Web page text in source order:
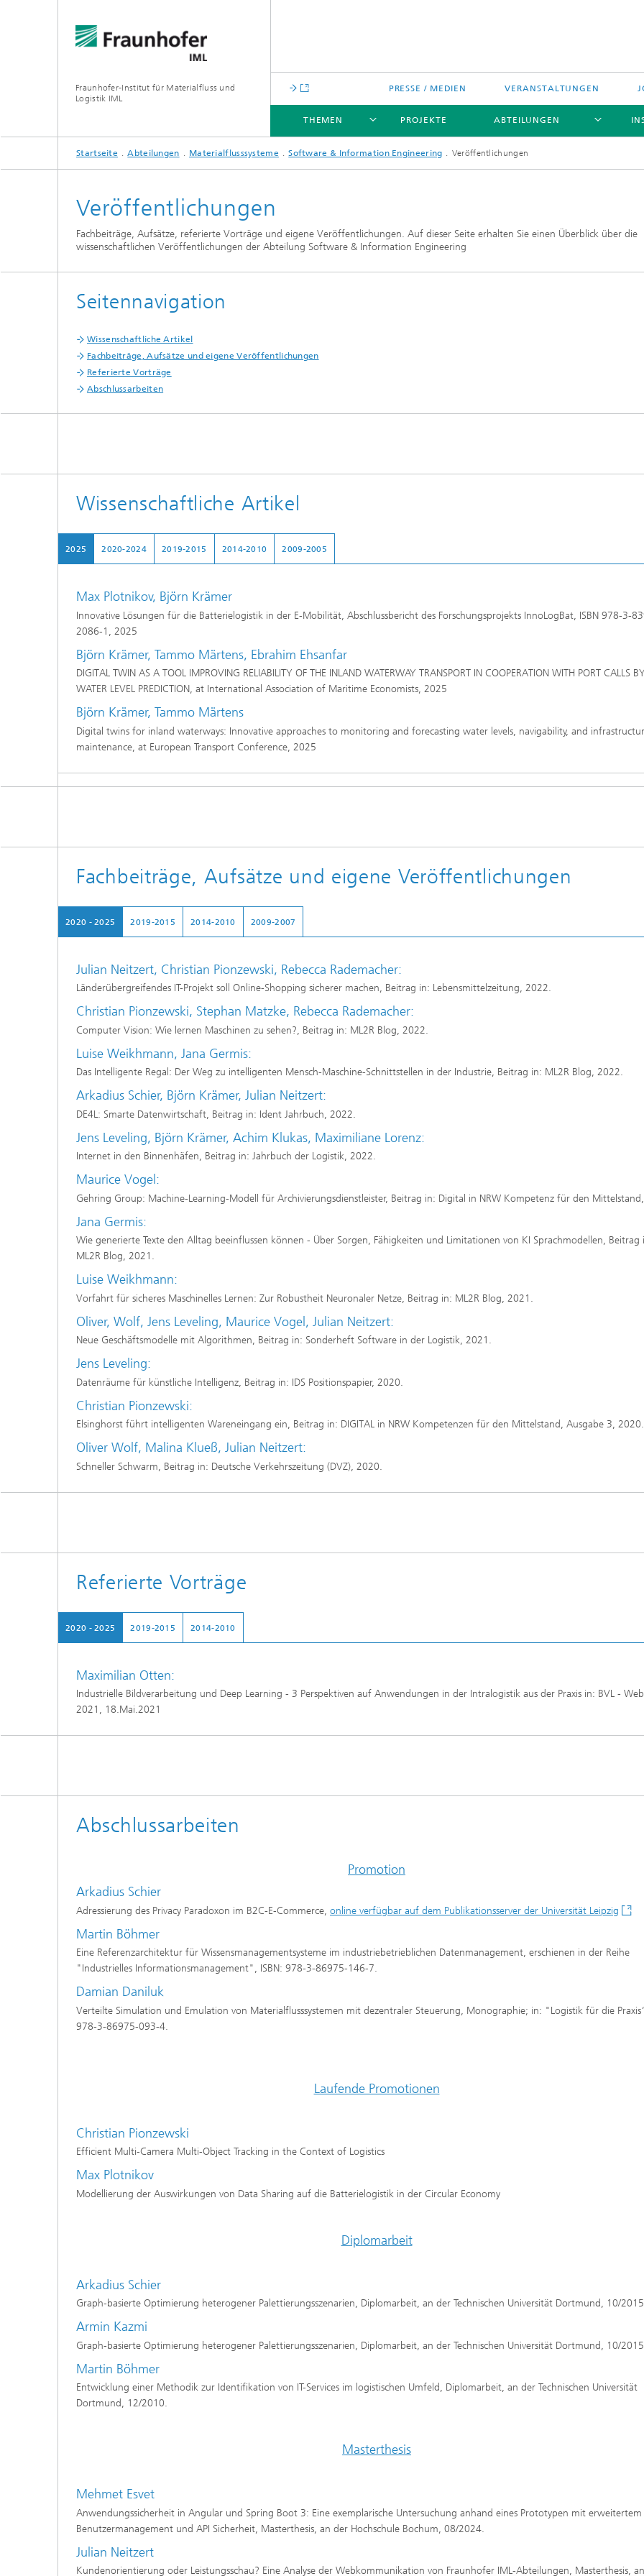
Fraunhofer-Institut für Materialfluss und
Logistik IML
PRESSE / MEDIEN VERANSTALTUNGEN
THEMEN
THEMEN
PROJEKTE ABTEILUNGEN
ABTEILUNGEN
INSTITUT
FÜR UNTERNEHMEN
Startseite Abteilungen Materialflusssysteme Software & Information Engineering Veröffentlichungen
Veröffentlichungen
Fachbeiträge, Aufsätze, referierte Vorträge und eigene Veröffentlichungen. Auf dieser Seite erhalten Sie einen Überblick über die
wissenschaftlichen Veröffentlichungen der Abteilung Software & Information Engineering
Seitennavigation
Wissenschaftliche Artikel
Fachbeiträge, Aufsätze und eigene Veröffentlichungen
Referierte Vorträge
Abschlussarbeiten
Wissenschaftliche Artikel
2025
Max Plotnikov, Björn Krämer
Innovative Lösungen für die Batterielogistik in der E-Mobilität, Abschlussbericht des Forschungsprojekts InnoLogBat, ISBN 978-3-
2086-1, 2025
Björn Krämer, Tammo Märtens, Ebrahim Ehsanfar
DIGITAL TWIN AS A TOOL IMPROVING RELIABILITY OF THE INLAND WATERWAY TRANSPORT IN COOPERATION WITH PORT CALLS
WATER LEVEL PREDICTION, at International Association of Maritime Economists, 2025
Björn Krämer, Tammo Märtens
Digital twins for inland waterways: Innovative approaches to monitoring and forecasting water levels, navigability, and
maintenance, at European Transport Conference, 2025
2020-2024 2019-2015 2014-2010 2009-2005
Fachbeiträge, Aufsätze und eigene Veröffentlichungen
2020 - 2025
Julian Neitzert, Christian Pionzewski, Rebecca Rademacher:
Länderübergreifendes IT-Projekt soll Online-Shopping sicherer machen, Beitrag in: Lebensmittelzeitung, 2022.
Christian Pionzewski, Stephan Matzke, Rebecca Rademacher:
Computer Vision: Wie lernen Maschinen zu sehen?, Beitrag in: ML2R Blog, 2022.
Luise Weikhmann, Jana Germis:
Das Intelligente Regal: Der Weg zu intelligenten Mensch-Maschine-Schnittstellen in der Industrie, Beitrag in: ML2R Blog, 2022.
Arkadius Schier, Björn Krämer, Julian Neitzert:
DE4L: Smarte Datenwirtschaft, Beitrag in: Ident Jahrbuch, 2022.
Jens Leveling, Björn Krämer, Achim Klukas, Maximiliane Lorenz:
Internet in den Binnenhäfen, Beitrag in: Jahrbuch der Logistik, 2022.
Maurice Vogel:
Gehring Group: Machine-Learning-Modell für Archi­vie­rungs­dienst­leister, Beitrag in: Digital in NRW Kompetenz für den
Jana Germis:
Wie generierte Texte den Alltag beeinflussen können - Über Sorgen, Fähigkeiten und Limitationen von KI Sprachmodellen, Beitrag
ML2R Blog, 2021.
Luise Weikhmann:
Vorfahrt für sicheres Maschinelles Lernen: Zur Robustheit Neuronaler Netze, Beitrag in: ML2R Blog, 2021.
Oliver, Wolf, Jens Leveling, Maurice Vogel, Julian Neitzert:
Neue Geschäftsmodelle mit Algorithmen, Beitrag in: Sonderheft Software in der Logistik, 2021.
Jens Leveling:
Datenräume für künstliche Intelligenz, Beitrag in: IDS Positionspapier, 2020.
Christian Pionzewski:
Elsinghorst führt intelligenten Wareneingang ein, Beitrag in: DIGITAL in NRW Kompetenzen für den Mittelstand, Ausgabe 3, 2020.
Oliver Wolf, Malina Klueß, Julian Neitzert:
Schneller Schwarm, Beitrag in: Deutsche Verkehrszeitung (DVZ), 2020.
2019-2015 2014-2010 2009-2007
Referierte Vorträge
2020 - 2025
Maximilian Otten:
Industrielle Bildverarbeitung und Deep Learning - 3 Perspektiven auf Anwendungen in der Intralogistik aus der Praxis in: BVL -
2021, 18.Mai.2021
2019-2015 2014-2010
Abschlussarbeiten
Promotion
Arkadius Schier
Adressierung des Privacy Paradoxon im B2C-E-Commerce, online verfügbar auf dem Publikationsserver der Universität Leipzig
Martin Böhmer
Eine Referenzarchitektur für Wissensmanagementsysteme im industriebetrieblichen Datenmanagement, erschienen in der Reihe
"Industrielles Informationsmanagement", ISBN: 978-3-86975-146-7.
Damian Daniluk
Verteilte Simulation und Emulation von Materialflusssystemen mit dezentraler Steuerung, Monographie; in: "Logistik für die
978-3-86975-093-4.
Laufende Promotionen
Christian Pionzewski
Efficient Multi-Camera Multi-Object Tracking in the Context of Logistics
Max Plotnikov
Modellierung der Auswirkungen von Data Sharing auf die Batterielogistik in der Circular Economy
Diplomarbeit
Arkadius Schier
Graph-basierte Optimierung heterogener Palettierungsszenarien, Diplomarbeit, an der Technischen Universität Dortmund, 10/
Armin Kazmi
Graph-basierte Optimierung heterogener Palettierungsszenarien, Diplomarbeit, an der Technischen Universität Dortmund, 10/
Martin Böhmer
Entwicklung einer Methodik zur Identifikation von IT-Services im logistischen Umfeld, Diplomarbeit, an der Technischen Universität
Dortmund, 12/2010.
Masterthesis
Mehmet Esvet
Anwendungssicherheit in Angular und Spring Boot 3: Eine exemplarische Untersuchung anhand eines Prototypen mit erweitertem
Benutzermanagement und API Sicherheit, Masterthesis, an der Hochschule Bochum, 08/2024.
Julian Neitzert
Kundenorientierung oder Leistungsschau? Eine Analyse der Webkommunikation von Fraunhofer IML-Abteilungen, Masterthesis,